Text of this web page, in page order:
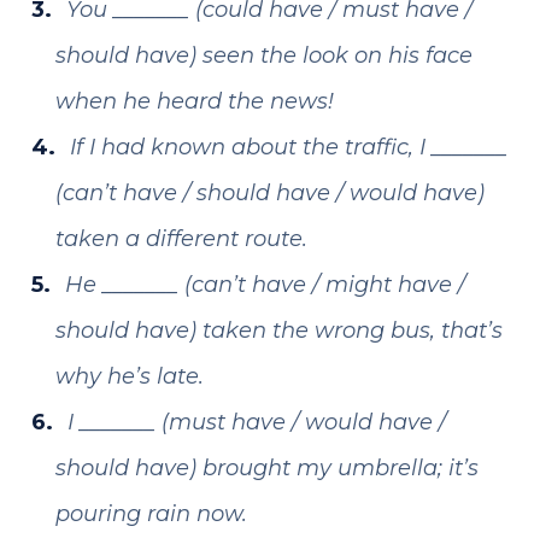
You _______ (could have / must have /
should have) seen the look on his face
when he heard the news!
If I had known about the traffic, I _______
(can’t have / should have / would have)
taken a different route.
He _______ (can’t have / might have /
should have) taken the wrong bus, that’s
why he’s late.
I _______ (must have / would have /
should have) brought my umbrella; it’s
pouring rain now.